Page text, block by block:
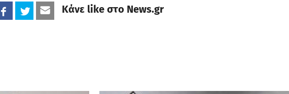
Κάνε like στο News.gr